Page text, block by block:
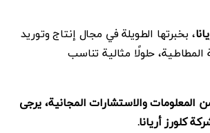
، بخبرتها الطويلة في مجال إنتاج وتوريد
المطاطية، حلولًا مثالية تناسب
والاستشارات المجانية، يرجى
كلورز أريانا.